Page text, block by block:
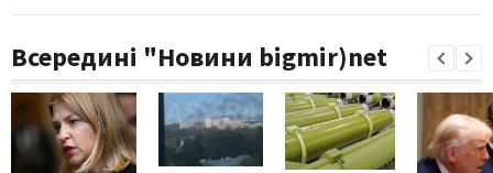
Всередині "Новини bigmir)net